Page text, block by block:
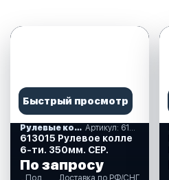
Быстрый просмотр
Рулевые колеса, спиннеры Артикул: 613015
613015 Рулевое колле
6-ти. 350мм. СЕР.
По запросу
Под
Доставка по РФ/СНГ